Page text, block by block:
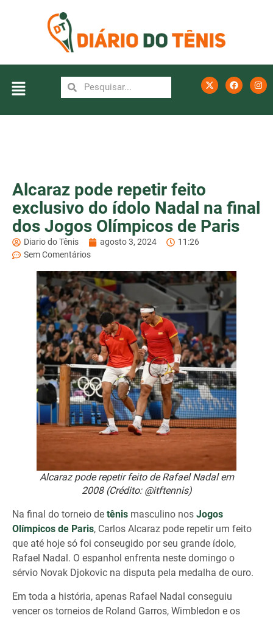
Alcaraz pode repetir feito
exclusivo do ídolo Nadal na final
dos Jogos Olímpicos de Paris
Diario do Tênis agosto 3, 2024
11:26
Sem Comentários
Alcaraz pode repetir feito de Rafael Nadal em
2008 (Crédito: @itftennis)
Na final do torneio de tênis masculino nos Jogos
Olímpicos de Paris, Carlos Alcaraz pode repetir um feito
que até hoje só foi conseugido por seu grande ídolo,
Rafael Nadal. O espanhol enfrenta neste domingo o
sérvio Novak Djokovic na disputa pela medalha de ouro.
Em toda a história, apenas Rafael Nadal conseguiu
vencer os torneios de Roland Garros, Wimbledon e os